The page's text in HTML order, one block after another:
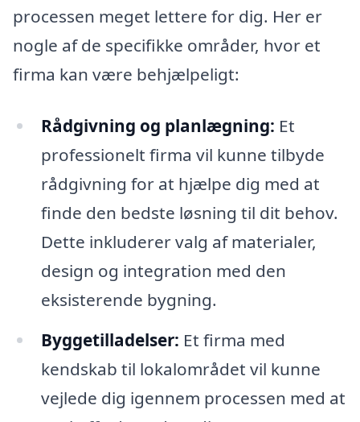
processen meget lettere for dig. Her er
nogle af de specifikke områder, hvor et
firma kan være behjælpeligt:
Rådgivning og planlægning: Et
professionelt firma vil kunne tilbyde
rådgivning for at hjælpe dig med at
finde den bedste løsning til dit behov.
Dette inkluderer valg af materialer,
design og integration med den
eksisterende bygning.
Byggetilladelser: Et firma med
kendskab til lokalområdet vil kunne
vejlede dig igennem processen med at